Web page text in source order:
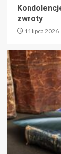
zwroty
11 lipca 2026